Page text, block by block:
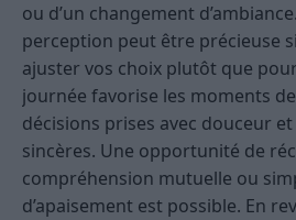
ou d’un changement
perception peut être précieuse
ajuster vos choix plutôt que
journée favorise les moments
décisions prises avec douceur
sincères. Une opportunité de
compréhension mutuelle ou
d’apaisement est possible. En